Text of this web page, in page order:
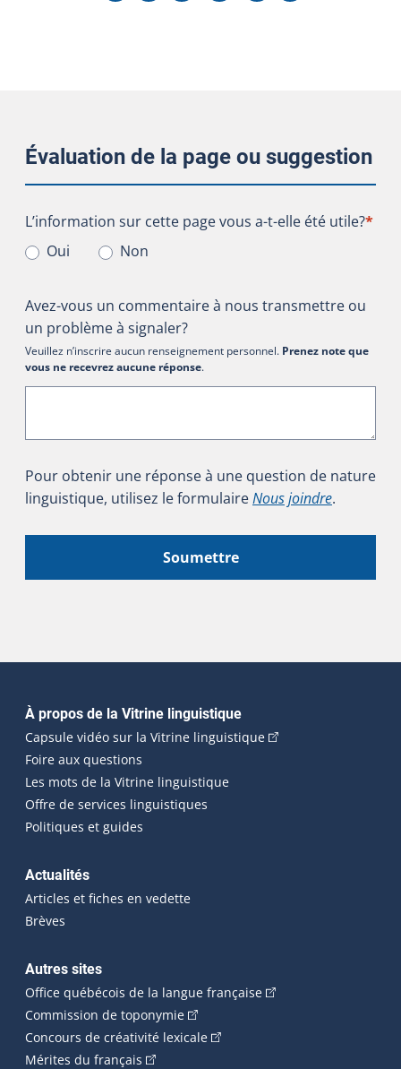
Évaluation de la page ou suggestion
L’information sur cette page vous a-t-elle été utile?
L’information sur cette page vous a-t-elle été utile?*
Oui
Non
Avez-vous un commentaire à nous transmettre ou
un problème à signaler?
Veuillez n’inscrire aucun renseignement personnel. Prenez note que
vous ne recevrez aucune réponse.
Pour obtenir une réponse à une question de nature
linguistique, utilisez le formulaireNous joindre.
Soumettre
Navigation principale
À propos de la Vitrine linguistique
Capsule vidéo sur la Vitrine linguistique(Cet hyperlien
Foire aux questions
Les mots de la Vitrine linguistique
Offre de services linguistiques
Politiques et guides
Actualités
Articles et fiches en vedette
Brèves
Autres sites
Office québécois de la langue française(Cet hyperlien
Commission de toponymie(Cet hyperlien externe s'ouvrira
Concours de créativité lexicale(Cet hyperlien externe
Mérites du français (Cet hyperlien externe s'ouvrira dans une